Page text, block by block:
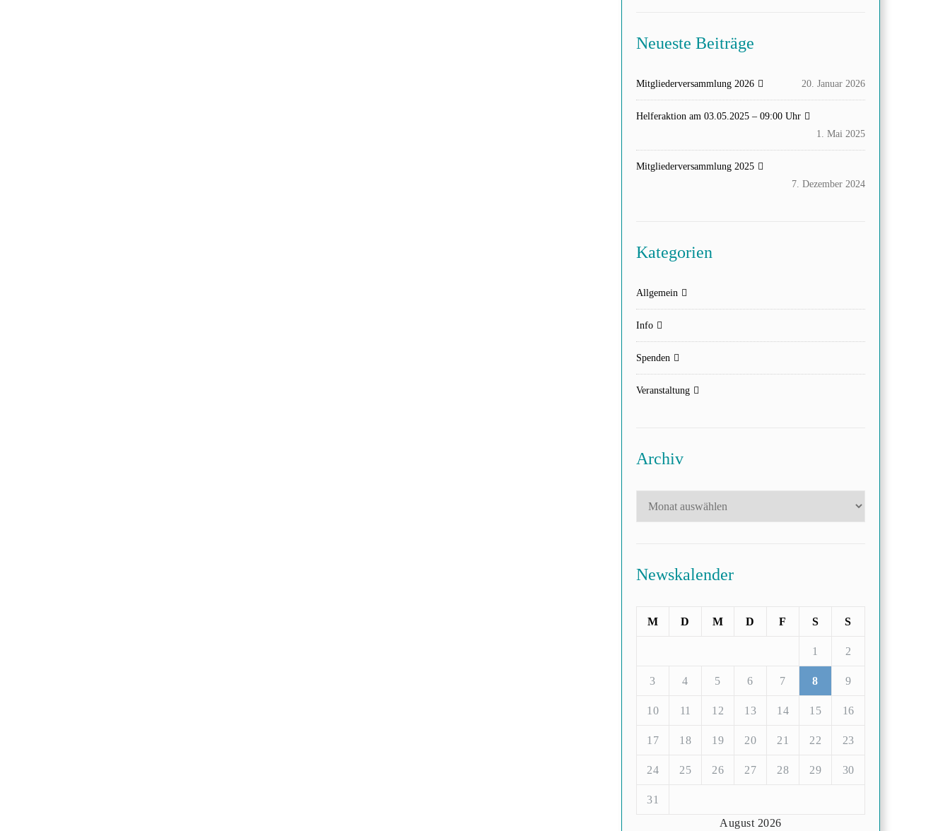
Neueste Beiträge
Mitgliederversammlung 2026 20. Januar 2026
Helferaktion am 03.05.2025 – 09:00 Uhr
1. Mai 2025
Mitgliederversammlung 2025
7. Dezember 2024
Kategorien
Allgemein
Info
Spenden
Veranstaltung
Archiv
Newskalender
August 2026
M D M D F S S
1 2
3 4 5 6 7 8 9
10 11 12 13 14 15 16
17 18 19 20 21 22 23
24 25 26 27 28 29 30
31